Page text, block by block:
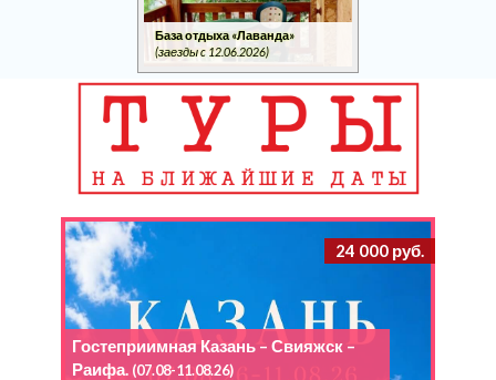
База отдыха «Лаванда»
(заезды c 12.06.2026)
24 000 руб.
Гостеприимная Казань – Свияжск –
Раифа. (07.08-11.08.26)